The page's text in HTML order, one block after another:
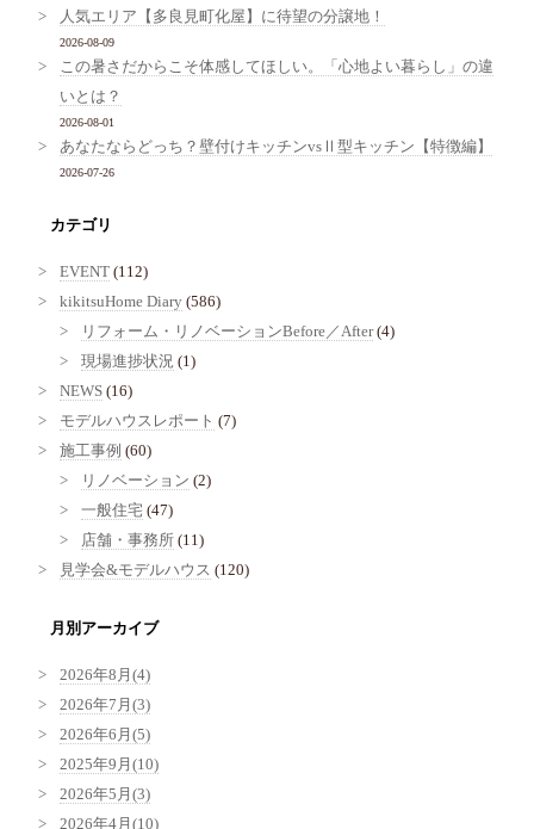
人気エリア【多良見町化屋】に待望の分譲地！
2026-08-09
この暑さだからこそ体感してほしい。「心地よい暮らし」の違
いとは？
2026-08-01
あなたならどっち？壁付けキッチンvsⅡ型キッチン【特徴編】
2026-07-26
カテゴリ
EVENT (112)
kikitsuHome Diary (586)
リフォーム・リノベーションBefore／After(4)
現場進捗状況 (1)
NEWS (16)
モデルハウスレポート (7)
施工事例 (60)
リノベーション (2)
一般住宅 (47)
店舗・事務所 (11)
見学会&モデルハウス (120)
月別アーカイブ
2026年8月(4)
2026年7月(3)
2026年6月(5)
2025年9月(10)
2026年5月(3)
2026年4月(10)